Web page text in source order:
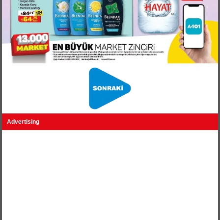
Advertising